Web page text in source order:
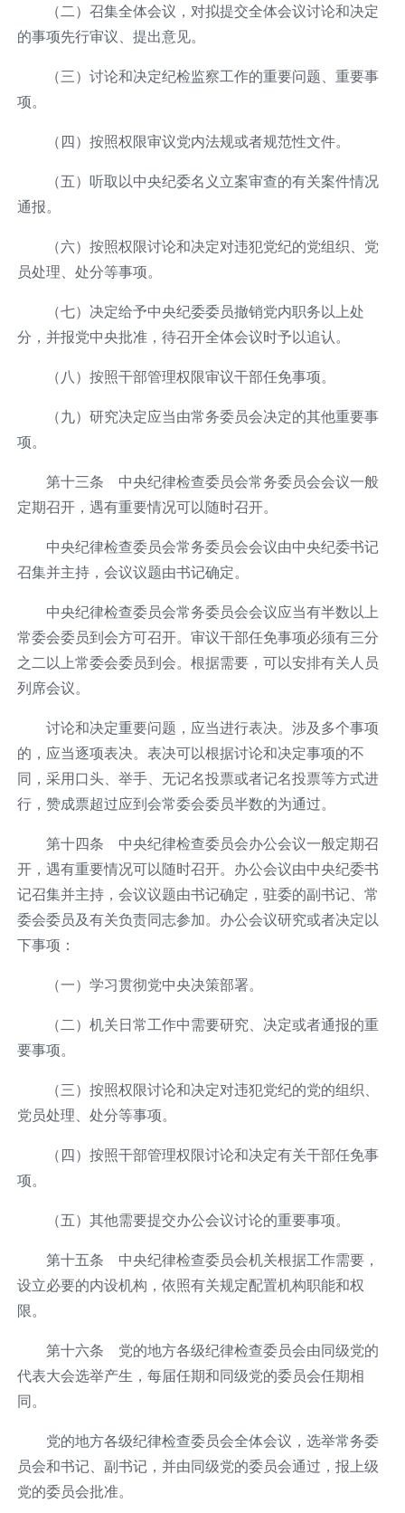
（二）召集全体会议，对拟提交全体会议讨论和决定
的事项先行审议、提出意见。
（三）讨论和决定纪检监察工作的重要问题、重要事
项。
（四）按照权限审议党内法规或者规范性文件。
（五）听取以中央纪委名义立案审查的有关案件情况
通报。
（六）按照权限讨论和决定对违犯党纪的党组织、党
员处理、处分等事项。
（七）决定给予中央纪委委员撤销党内职务以上处
分，并报党中央批准，待召开全体会议时予以追认。
（八）按照干部管理权限审议干部任免事项。
（九）研究决定应当由常务委员会决定的其他重要事
项。
第十三条 中央纪律检查委员会常务委员会会议一般
定期召开，遇有重要情况可以随时召开。
中央纪律检查委员会常务委员会会议由中央纪委书记
召集并主持，会议议题由书记确定。
中央纪律检查委员会常务委员会会议应当有半数以上
常委会委员到会方可召开。审议干部任免事项必须有三分
之二以上常委会委员到会。根据需要，可以安排有关人员
列席会议。
讨论和决定重要问题，应当进行表决。涉及多个事项
的，应当逐项表决。表决可以根据讨论和决定事项的不
同，采用口头、举手、无记名投票或者记名投票等方式进
行，赞成票超过应到会常委会委员半数的为通过。
第十四条 中央纪律检查委员会办公会议一般定期召
开，遇有重要情况可以随时召开。办公会议由中央纪委书
记召集并主持，会议议题由书记确定，驻委的副书记、常
委会委员及有关负责同志参加。办公会议研究或者决定以
下事项：
（一）学习贯彻党中央决策部署。
（二）机关日常工作中需要研究、决定或者通报的重
要事项。
（三）按照权限讨论和决定对违犯党纪的党的组织、
党员处理、处分等事项。
（四）按照干部管理权限讨论和决定有关干部任免事
项。
（五）其他需要提交办公会议讨论的重要事项。
第十五条 中央纪律检查委员会机关根据工作需要，
设立必要的内设机构，依照有关规定配置机构职能和权
限。
第十六条 党的地方各级纪律检查委员会由同级党的
代表大会选举产生，每届任期和同级党的委员会任期相
同。
党的地方各级纪律检查委员会全体会议，选举常务委
员会和书记、副书记，并由同级党的委员会通过，报上级
党的委员会批准。